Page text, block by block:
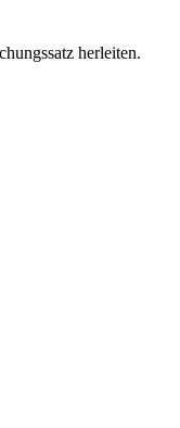
herleiten.